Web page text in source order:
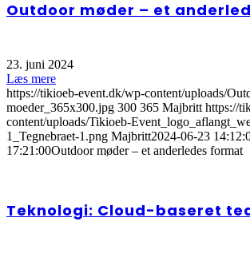
Outdoor møder – et
23. juni 2024
Læs mere
https://tikioeb-event.dk/wp-content/uploads/
moeder_365x300.jpg 300 365 Majbritt https://
content/uploads/Tikioeb-
1_Tegnebraet-1.png Majbritt2024-06-23
17:21:00Outdoor møder – et anderledes format
Teknologi: Cloud-baseret